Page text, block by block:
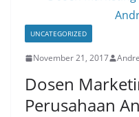
UNCATEGORIZED
November 21, 2017
Dosen
Perusahaan